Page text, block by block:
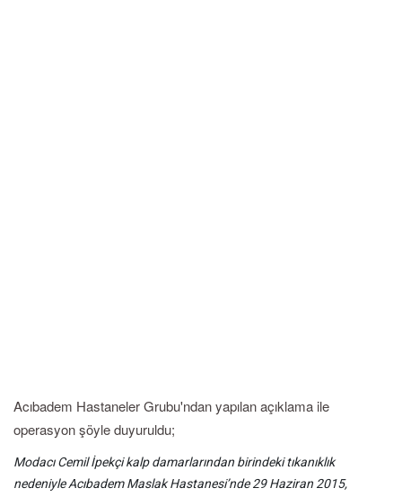
Acıbadem Hastaneler Grubu'ndan yapılan açıklama ile
operasyon şöyle duyuruldu;
Modacı Cemil İpekçi kalp damarlarından birindeki tıkanıklık
nedeniyle Acıbadem Maslak Hastanesi’nde 29 Haziran 2015,